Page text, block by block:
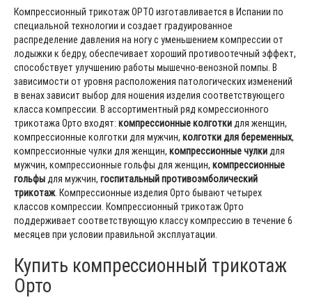
Компрессионный трикотаж ОРТО изготавливается в Испании по
специальной технологии и создает градуированное
распределение давления на ногу с уменьшением компрессии от
лодыжки к бедру, обеспечивает хороший противоотечный эффект,
способствует улучшению работы мышечно-венозной помпы. В
зависимости от уровня расположения патологических изменений
в венах зависит выбор для ношения изделия соответствующего
класса компрессии. В ассортиментный ряд комрессионного
трикотажа Орто входят: компрессионные колготки для женщин,
компрессионные колготки для мужчин, колготки для беременных,
компрессионные чулки для женщин, компрессионные чулки для
мужчин, компрессионные гольфы для женщин, компрессионные
гольфы для мужчин, госпитальный противоэмболический
трикотаж. Компрессионные изделия Орто бывают четырех
классов компрессии. Компрессионный трикотаж Орто
поддерживает соответствующую классу компрессию в течение 6
месяцев при условии правильной эксплуатации.
Купить компрессионный трикотаж
Орто